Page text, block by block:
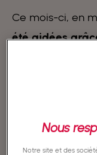
Ce mois-ci, en
été aidées
400 repas
60 colis
10 camions-
aidées)
Nous
Notre site et des